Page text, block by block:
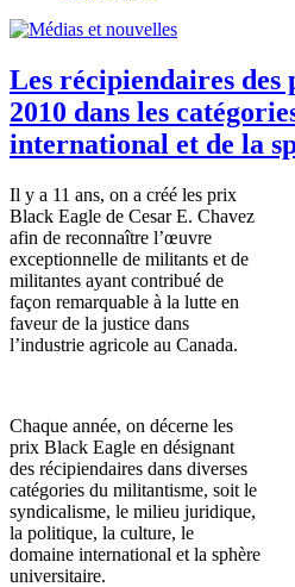
Les récipiendaires
2010 dans les
international et de la
Il y a 11 ans, on a créé les prix
Black Eagle de Cesar E. Chavez
afin de reconnaître l’œuvre
exceptionnelle de militants et de
militantes ayant contribué de
façon remarquable à la lutte en
faveur de la justice dans
l’industrie agricole au Canada.
Chaque année, on décerne les
prix Black Eagle en désignant
des récipiendaires dans diverses
catégories du militantisme, soit le
syndicalisme, le milieu juridique,
la politique, la culture, le
domaine international et la sphère
universitaire.